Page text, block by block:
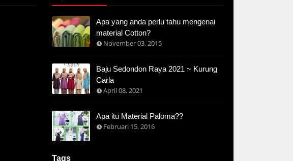
Apa yang anda perlu tahu mengenai
material Cotton?
November 03, 2015
Baju Sedondon Raya 2021 ~ Kurung
Carla
April 08, 2021
Apa itu Material Paloma??
Februari 15, 2016
Tags